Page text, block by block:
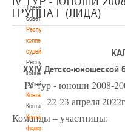
Тренерский
совет
Республиканская
коллегия
судей
Республиканская
коллегия
судей
Контакты
Контакты
Контакты
федерации
ГРУППА Г (ЛИДА)
XXIV Детско-юношеской
IV тур - юноши 2008-
22-23 апреля
Команды – участницы: